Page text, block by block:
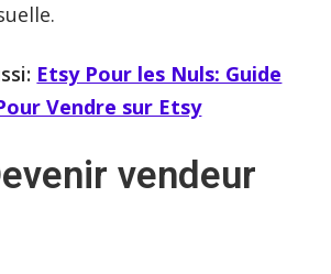
Etsy Pour les Nuls: Guide
Vendre sur Etsy
vendeur